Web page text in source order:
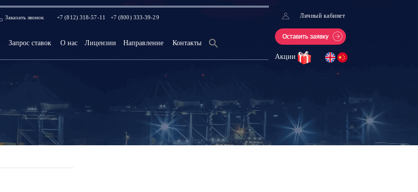
Заказать звонок +7 (812) 318-57-11 +7 (800) 333-39-29
Запрос ставок О нас Лицензии Направление Контакты
Личный кабинет
Акции